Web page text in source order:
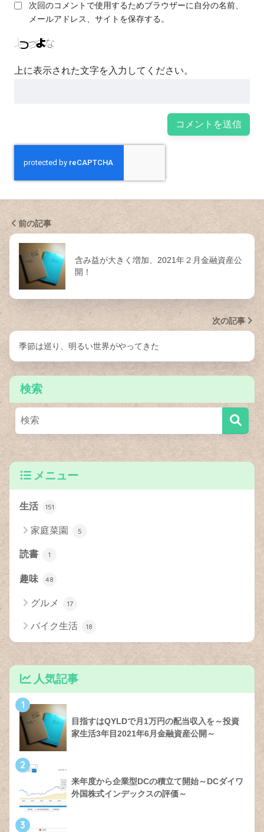
次回のコメントで使用するためブラウザーに自分の名前、
メールアドレス、サイトを保存する。
上に表示された文字を入力してください。
前の記事
含み益が大きく増加、2021年２月金融資産公
開！
次の記事
季節は巡り、明るい世界がやってきた
検索
メニュー
生活 151
家庭菜園 5
読書 1
趣味 48
グルメ 17
バイク生活 18
人気記事
1
目指すはQYLDで月1万円の配当収入を～投資
家生活3年目2021年6月金融資産公開～
2
来年度から企業型DCの積立て開始～DCダイワ
外国株式インデックスの評価～
3